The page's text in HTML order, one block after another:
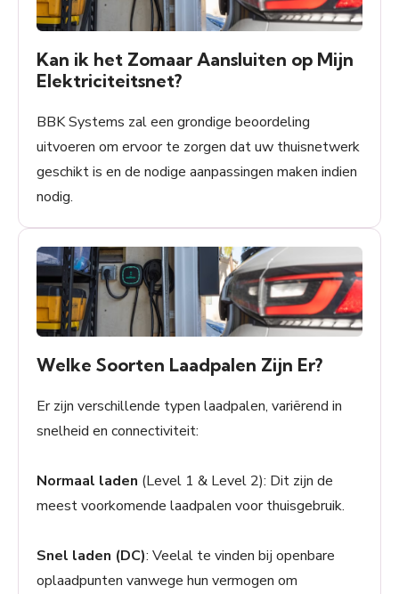
Kan ik het Zomaar Aansluiten op Mijn
Elektriciteitsnet?
BBK Systems zal een grondige beoordeling
uitvoeren om ervoor te zorgen dat uw thuisnetwerk
geschikt is en de nodige aanpassingen maken indien
nodig.
Welke Soorten Laadpalen Zijn Er?
Er zijn verschillende typen laadpalen, variërend in
snelheid en connectiviteit:
Normaal laden (Level 1 & Level 2): Dit zijn de
meest voorkomende laadpalen voor thuisgebruik.
Snel laden (DC): Veelal te vinden bij openbare
oplaadpunten vanwege hun vermogen om